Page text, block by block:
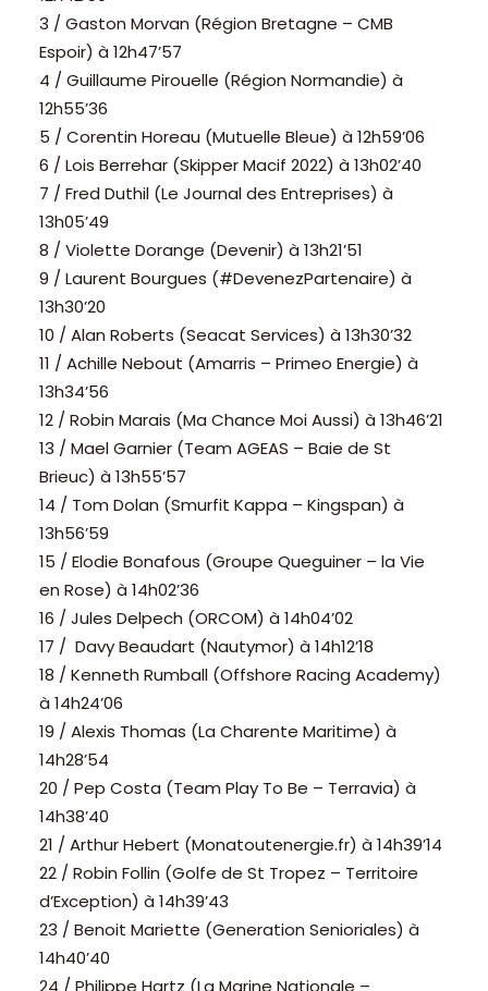
3 / Gaston Morvan (Région Bretagne – CMB
Espoir) à 12h47’57
4 / Guillaume Pirouelle (Région Normandie) à
12h55’36
5 / Corentin Horeau (Mutuelle Bleue) à 12h59’06
6 / Lois Berrehar (Skipper Macif 2022) à 13h02’40
7 / Fred Duthil (Le Journal des Entreprises) à
13h05’49
8 / Violette Dorange (Devenir) à 13h21’51
9 / Laurent Bourgues (#DevenezPartenaire) à
13h30’20
10 / Alan Roberts (Seacat Services) à 13h30’32
11 / Achille Nebout (Amarris – Primeo Energie) à
13h34’56
12 / Robin Marais (Ma Chance Moi Aussi) à 13h46’21
13 / Mael Garnier (Team AGEAS – Baie de St
Brieuc) à 13h55’57
14 / Tom Dolan (Smurfit Kappa – Kingspan) à
13h56’59
15 / Elodie Bonafous (Groupe Queguiner – la Vie
en Rose) à 14h02’36
16 / Jules Delpech (ORCOM) à 14h04’02
17 / Davy Beaudart (Nautymor) à 14h12’18
18 / Kenneth Rumball (Offshore Racing Academy)
à 14h24’06
19 / Alexis Thomas (La Charente Maritime) à
14h28’54
20 / Pep Costa (Team Play To Be – Terravia) à
14h38’40
21 / Arthur Hebert (Monatoutenergie.fr) à 14h39’14
22 / Robin Follin (Golfe de St Tropez – Territoire
d’Exception) à 14h39’43
23 / Benoit Mariette (Generation Senioriales) à
14h40’40
24 / Philippe Hartz (La Marine Nationale –